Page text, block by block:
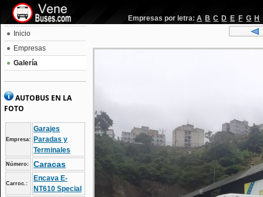
Empresas por letra: A B C D E F G H
Inicio
Empresas
Galería
AUTOBUS EN LA
FOTO
Empresa:
Garajes
Paradas y
Terminales
Número: Caracas
Carroc.:
Encava E-
NT610 Special